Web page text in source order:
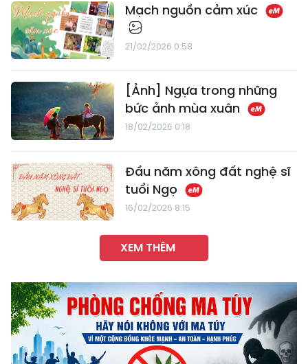
Mạch nguồn cảm xúc
21/02/2026 0:58
[Ảnh] Ngựa trong những
bức ảnh mùa xuân
18/02/2026 0:18
Đầu năm xông đất nghệ sĩ
tuổi Ngọ
16/02/2026 8:15
XEM THÊM